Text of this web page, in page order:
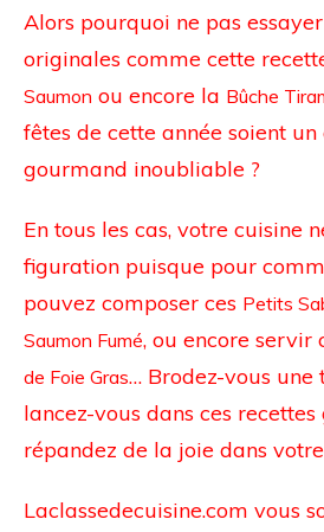
Alors pourquoi ne pas
originales comme cette
Saumon ou encore la Bûche
fêtes de cette année soient
gourmand inoubliable ?
En tous les cas, votre cuisine
figuration puisque pour
pouvez composer ces Petits
Saumon Fumé, ou encore servir
de Foie Gras… Brodez-vous une
lancez-vous dans ces
répandez de la joie dans
Laclassedecuisine.com vous